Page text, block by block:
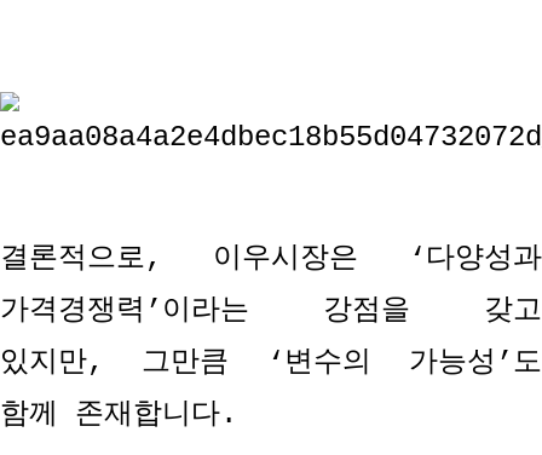
결론적으로, 이우시장은 ‘ 다양성과
가격경쟁력 ’ 이라는 강점을 갖고
있지만, 그만큼 ‘ 변수의 가능성 ’도
함께 존재합니다.